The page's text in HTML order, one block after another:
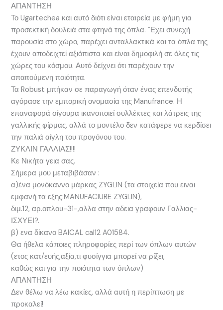
ΑΠΑΝΤΗΣΗ
Το Ugartechea και αυτό διότι είναι εταιρεία με φήμη για
προσεκτική δουλειά στα φτηνά της όπλα. ¨Εχει συνεχή
παρουσία στο χώρο, παρέχει ανταλλακτικά και τα όπλα της
έχουν αποδειχτεί αξιόπιστα και είναι δημοφιλή σε όλες τις
χώρες του κόσμου. Αυτό δείχνει ότι παρέχουν την
απαιτούμενη ποιότητα.
Τα Robust μπήκαν σε παραγωγή όταν ένας επενδυτής
αγόρασε την εμπορική ονομασία της Manufrance. Η
επαναφορά σίγουρα ικανοποιεί συλλέκτες και λάτρεις της
γαλλικής φίρμας, αλλά το μοντέλο δεν κατάφερε να κερδίσει
την παλιά αίγλη του προγόνου του.
ΖΥΚΛΙΝ ΓΑΛΛΙΑΣ!!!!
Κε Νικήτα γεια σας.
Σήμερα μου μεταβιβάσαν :
α)ένα μονόκαννο μάρκας ZYGLIN (τα στοιχεία που ειναι
εμφανή τα εξης:MANUFACIURE ZYGLIN),
διμ.12, αρ.οπλου-31-,αλλα στην αδεια γραφουν Γαλλιας-
ΙΣΧΥΕΙ?.
β) ενα δίκανο BAICAL cal12 A01584.
Θα ήθελα κάποιες πληροφορίες περί των όπλων αυτών
(ετος κατ/ευής,αξία,τι φυσίγγια μπορεί να ρίξει,
καθώς και για την ποιότητα των όπλων)
ΑΠΑΝΤΗΣΗ
Δεν θέλω να λέω κακίες, αλλά αυτή η περίπτωση με
προκαλεί!